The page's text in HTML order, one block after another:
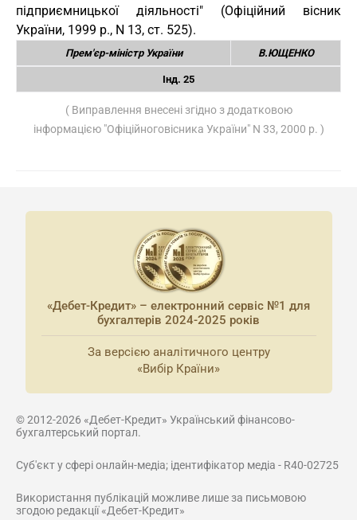
підприємницької діяльності" (Офіційний вісник
України, 1999 р., N 13, ст. 525).
Прем'єр-міністр України В.ЮЩЕНКО
Інд. 25
( Виправлення внесені згідно з додатковою
інформацією "Офіційноговісника України" N 33, 2000 р. )
«Дебет-Кредит» – електронний сервіс №1 для
бухгалтерів 2024-2025 років
За версією аналітичного центру
«Вибір Країни»
© 2012-2026 «Дебет-Кредит» Український фінансово-
бухгалтерський портал.
Суб'єкт у сфері онлайн-медіа; ідентифікатор медіа - R40-02725
Використання публікацій можливе лише за письмовою
згодою редакції «Дебет-Кредит»